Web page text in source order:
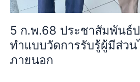
5 ก.พ.68 ประชาสัมพันธ์
ทำแบบวัดการรับรู้ผู้มีส่วน
ภายนอก